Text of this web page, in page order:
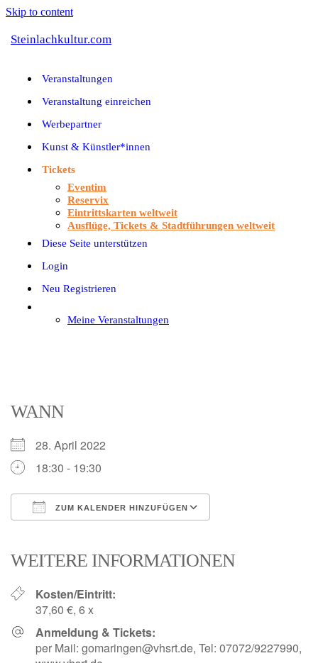
Skip to content
Steinlachkultur.com
Veranstaltungen
Veranstaltung einreichen
Werbepartner
Kunst & Künstler*innen
Tickets
Eventim
Reservix
Eintrittskarten weltweit
Ausflüge, Tickets & Stadtführungen weltweit
Diese Seite unterstützen
Login
Neu Registrieren
Meine Veranstaltungen
WANN
28. April 2022
18:30 - 19:30
ZUM KALENDER HINZUFÜGEN
WEITERE INFORMATIONEN
Kosten/Eintritt:
37,60 €, 6 x
Anmeldung & Tickets:
per Mail: gomaringen@vhsrt.de, Tel: 07072/9227990,